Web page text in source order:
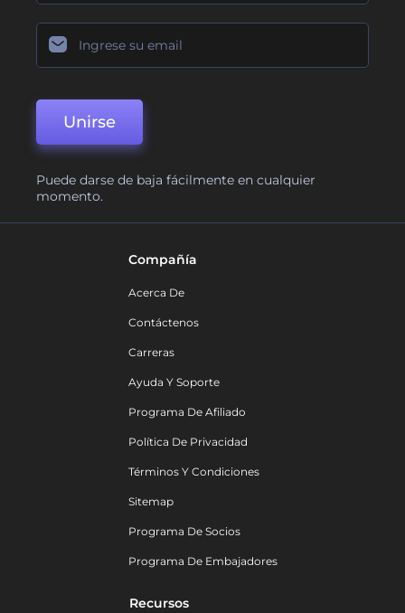
Unirse
Puede darse de baja fácilmente en cualquier
momento.
Compañía
Acerca De
Contáctenos
Carreras
Ayuda Y Soporte
Programa De Afiliado
Política De Privacidad
Términos Y Condiciones
Sitemap
Programa De Socios
Programa De Embajadores
Recursos